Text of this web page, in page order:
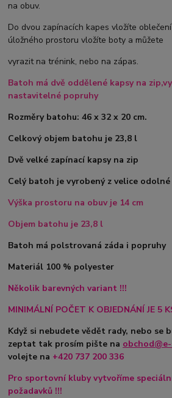
na obuv.
Do dvou zapínacích kapes vložíte
úložného prostoru vložíte boty a můžete
vyrazit na trénink, nebo na zápas.
Batoh má dvě oddělené kapsy na
nastavitelné popruhy
Rozměry batohu: 46 x 32 x 20 cm.
Celkový objem batohu je 23,8 l
Dvě velké zapínací kapsy na zip
Celý batoh je vyrobený z velice
Výška prostoru na obuv je 14 cm
Objem batohu je 23,8 l
Batoh má polstrovaná záda i popruhy
Materiál 100 % polyester
Několik barevných variant !!!
MINIMÁLNÍ POČET K OBJEDNÁNÍ JE 5
Když si nebudete vědět rady, nebo se
zeptat tak prosím pište na
volejte na +420 737 200 336
Pro sportovní kluby vytvoříme
požadavků !!!